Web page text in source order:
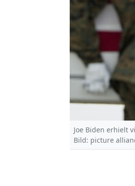
Joe Biden erhielt
Bild: picture